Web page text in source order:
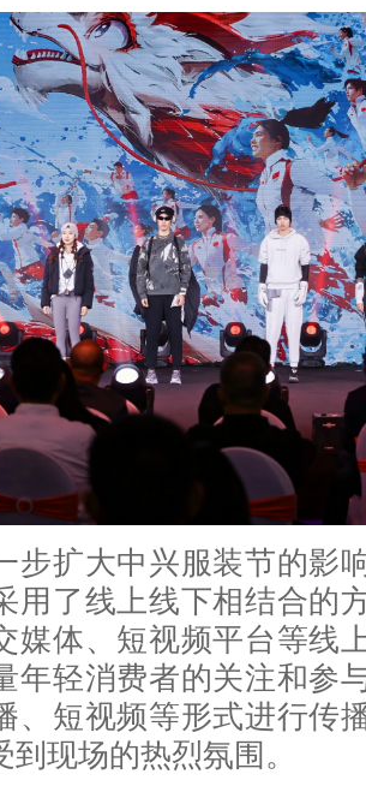
扩大中兴服装节的影
用了线上线下相结合的
媒体、短视频平台等线
年轻消费者的关注和参
、短视频等形式进行传
现场的热烈氛围。